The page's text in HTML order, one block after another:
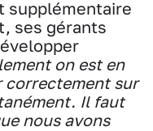
supplémentaire
ses gérants
on est en
correctement sur
Il faut
nous avons